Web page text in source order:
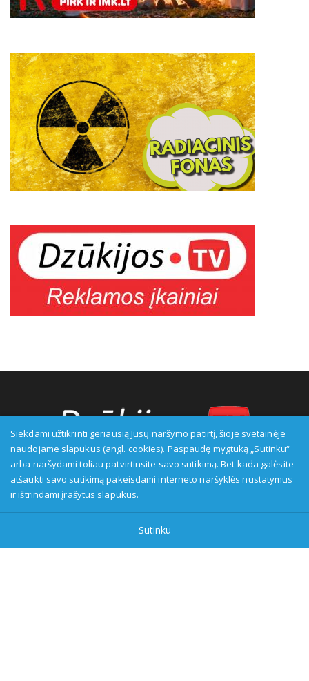
Transliuotojas: VšĮ Alytaus regioninė televizija, įmonės kodas:
149916583, adresas: Kranto g. 33, LT-62147 Alytus, priežiūros
www.etikoskomisija.lt. Informacija apie galimus pažeidimus gali
būti teikiama Lietuvos radijo ir televizijos komisijai (www.rtk.lt)
Siekdami užtikrinti geriausią Jūsų naršymo patirtį, šioje svetainėje
naudojame slapukus (angl. cookies). Paspaudę mygtuką „Sutinku“
arba naršydami toliau patvirtinsite savo sutikimą. Bet kada galėsite
atšaukti savo sutikimą pakeisdami interneto naršyklės nustatymus
ir ištrindami įrašytus slapukus.
Sutinku